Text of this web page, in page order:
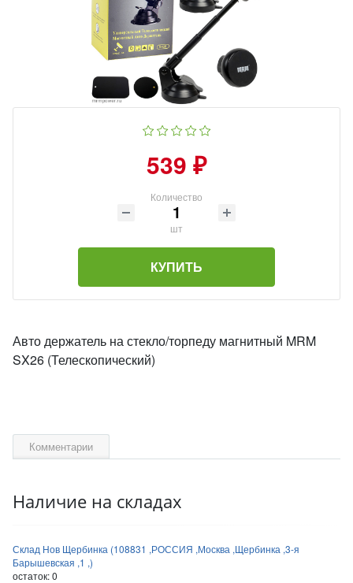
539 ₽
Количество
шт
КУПИТЬ
Авто держатель на стекло/торпеду магнитный MRM
SX26 (Телескопический)
Комментарии
Наличие на складах
Склад Нов Щербинка (108831 ,РОССИЯ ,Москва ,Щербинка ,3-я
Барышевская ,1 ,)
остаток:0